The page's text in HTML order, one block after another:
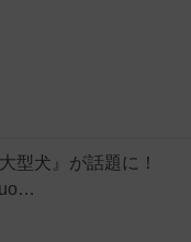
型犬』が話題に！